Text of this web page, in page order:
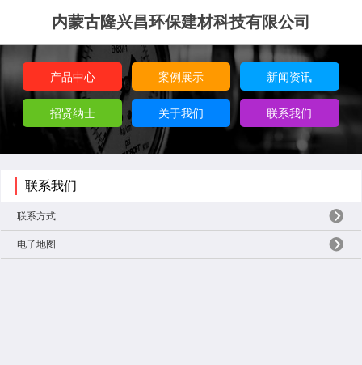
内蒙古隆兴昌环保建材科技有限公司
产品中心 案例展示 新闻资讯
招贤纳士 关于我们 联系我们
联系我们
联系方式
电子地图